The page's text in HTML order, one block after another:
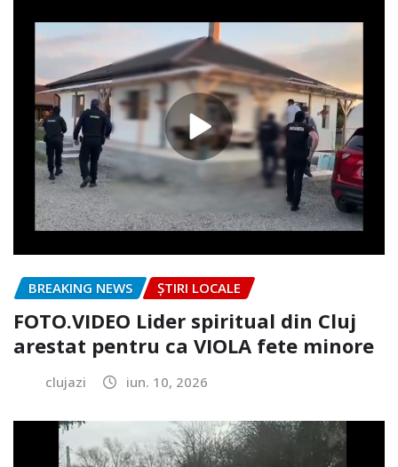
BREAKING NEWS ȘTIRI LOCALE
FOTO.VIDEO Lider spiritual din Cluj
arestat pentru ca VIOLA fete minore
clujazi iun. 10, 2026